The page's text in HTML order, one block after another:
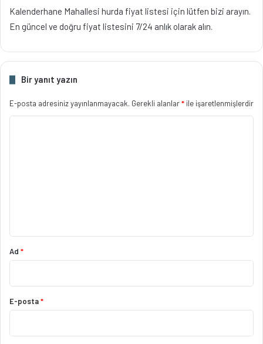
Kalenderhane Mahallesi hurda fiyat listesi için lütfen bizi arayın.
En güncel ve doğru fiyat listesini 7/24 anlık olarak alın.
Bir yanıt yazın
E-posta adresiniz yayınlanmayacak. Gerekli alanlar* ile işaretlenmişlerdir
Ad *
E-posta*